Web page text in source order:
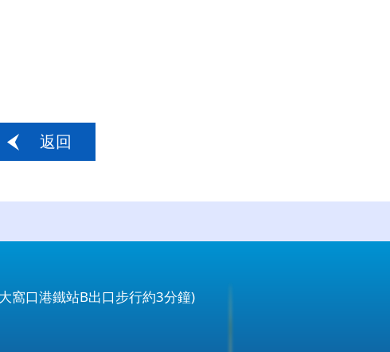
返回
窩口港鐵站B出口步行約3分鐘)